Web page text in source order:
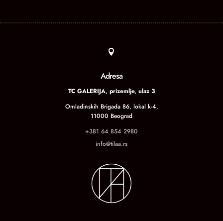

Adresa
TC GALERIJA, prizemlje, ulaz 3
Omladinskih Brigada 86, lokal k-4,
11000 Beograd
+381 64 854 2980
info@tilaa.rs